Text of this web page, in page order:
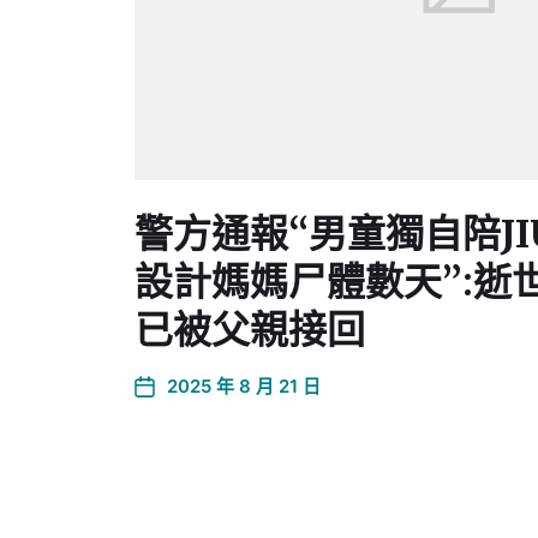
警方通報“男童獨自陪
設計媽媽尸體數天”:逝
已被父親接回
2025 年 8 月 21 日